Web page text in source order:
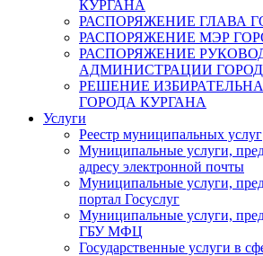
КУРГАНА
РАСПОРЯЖЕНИЕ ГЛАВА
РАСПОРЯЖЕНИЕ МЭР
РАСПОРЯЖЕНИЕ
АДМИНИСТРАЦИИ
РЕШЕНИЕ
ГОРОДА КУРГАНА
Услуги
Реестр муниципальных услуг
Муниципальные услуги,
адресу электронной почты
Муниципальные услуги,
портал Госуслуг
Муниципальные услуги,
ГБУ МФЦ
Государственные услуги в